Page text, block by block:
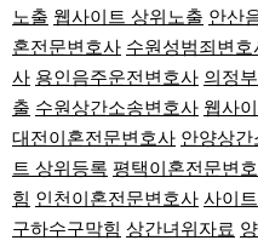
노출 웹사이트 상위노출 안산
혼전문변호사 수원성범죄변호
사 용인음주운전변호사 의정
출 수원상간소송변호사 웹사
대전이혼전문변호사 안양상
트 상위등록 평택이혼전문변
힘 인천이혼전문변호사 사이
구하수구막힘 상간녀위자료